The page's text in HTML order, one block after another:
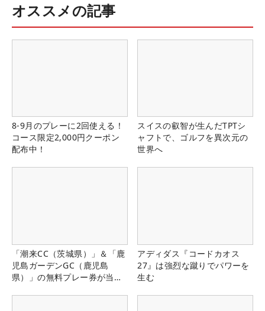
オススメの記事
8-9月のプレーに2回使える！
コース限定2,000円クーポン
配布中！
スイスの叡智が生んだTPTシ
ャフトで、ゴルフを異次元の
世界へ
「潮来CC（茨城県）」＆「鹿
児島ガーデンGC（鹿児島
県）」の無料プレー券が当た
アディダス『コードカオス
27』は強烈な蹴りでパワーを
生む